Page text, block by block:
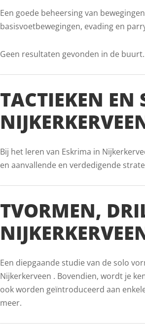
Een goede beheersing van
basisvoetbewegingen, evading en
Geen resultaten gevonden in de buurt.
TACTIEKEN EN
Bij het leren van Eskrima in
en aanvallende en verdedigende
TVORMEN,
Een diepgaande studie van de solo
Nijkerkerveen . Bovendien, wordt je
ook worden geïntroduceerd aan
meer.